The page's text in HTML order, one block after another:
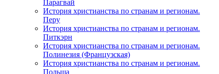
Парагвай
История христианства по странам и регионам.
Перу
История христианства по странам и регионам.
Питкэрн
История христианства по странам и регионам.
Полинезия (Французская)
История христианства по странам и регионам.
Польша